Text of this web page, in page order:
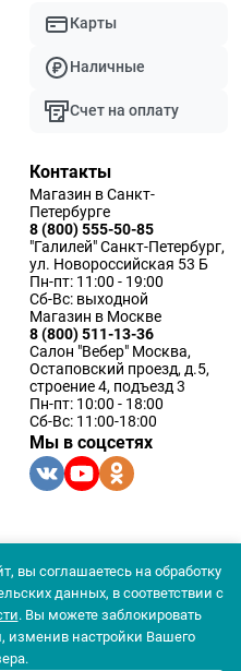
Карты
Наличные
Счет на оплату
Контакты
Магазин в Санкт-
Петербурге
8 (800) 555-50-85
"Галилей" Санкт-Петербург,
ул. Новороссийская 53 Б
Пн-пт: 11:00 - 19:00
Сб-Вс: выходной
Магазин в Москве
8 (800) 511-13-36
Салон "Вебер" Москва,
Остаповский проезд, д.5,
строение 4, подъезд 3
Пн-пт: 10:00 - 18:00
Сб-Вс: 11:00-18:00
Мы в соцсетях
приборы»
данных
вы соглашаетесь на обработку
данных, в соответствии с
. Вы можете заблокировать
изменив настройки Вашего